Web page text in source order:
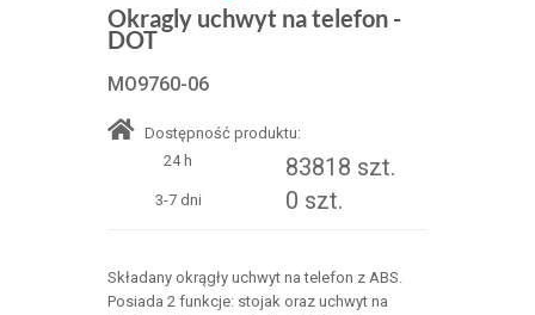
Okragly uchwyt na telefon -
DOT
MO9760-06
Dostępność produktu:
24 h
83818 szt.
3-7 dni 0 szt.
Składany okrągły uchwyt na telefon z ABS.
Posiada 2 funkcje: stojak oraz uchwyt na